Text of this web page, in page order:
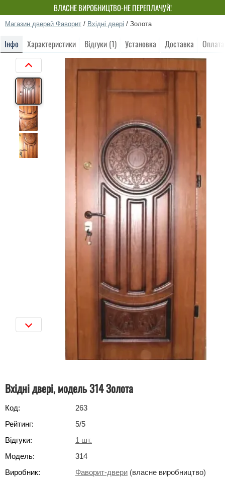
ВЛАСНЕ ВИРОБНИЦТВО-НЕ ПЕРЕПЛАЧУЙ!
Магазин дверей Фаворит / Вхідні двері / Золота
Інфо Характеристики Відгуки (1) Установка Доставка Оплата
Вхідні двері, модель 314 Золота
Код:
263
Рейтинг:
5/5
Відгуки:
1 шт.
Модель:
314
Виробник:
Фаворит-двери (власне виробництво)